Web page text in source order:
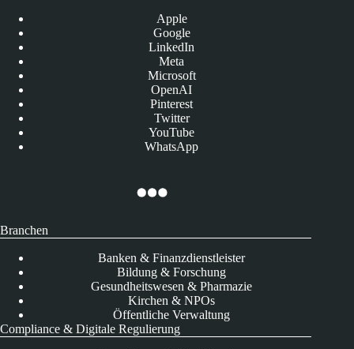
Apple
Google
LinkedIn
Meta
Microsoft
OpenAI
Pinterest
Twitter
YouTube
WhatsApp
Branchen
Banken & Finanzdienstleister
Bildung & Forschung
Gesundheitswesen & Pharmazie
Kirchen & NPOs
Öffentliche Verwaltung
Compliance & Digitale Regulierung